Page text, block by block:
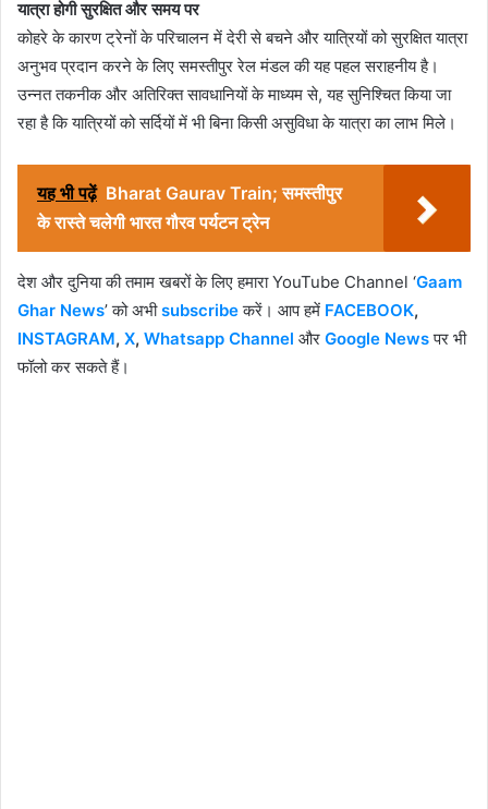
यात्रा होगी सुरक्षित और समय पर
कोहरे के कारण ट्रेनों के परिचालन में देरी से बचने और यात्रियों को सुरक्षित यात्रा
अनुभव प्रदान करने के लिए समस्तीपुर रेल मंडल की यह पहल सराहनीय है।
उन्नत तकनीक और अतिरिक्त सावधानियों के माध्यम से, यह सुनिश्चित किया जा
रहा है कि यात्रियों को सर्दियों में भी बिना किसी असुविधा के यात्रा का लाभ मिले।
यह भी पढ़ें Bharat Gaurav Train; समस्तीपुर
के रास्ते चलेगी भारत गौरव पर्यटन ट्रेन
देश और दुनिया की तमाम खबरों के लिए हमारा YouTube Channel ‘Gaam
Ghar News’ को अभीsubscribe करें। आप हमें FACEBOOK,
INSTAGRAM, X, Whatsapp Channel और Google Newsपर भी
फॉलो कर सकते हैं।